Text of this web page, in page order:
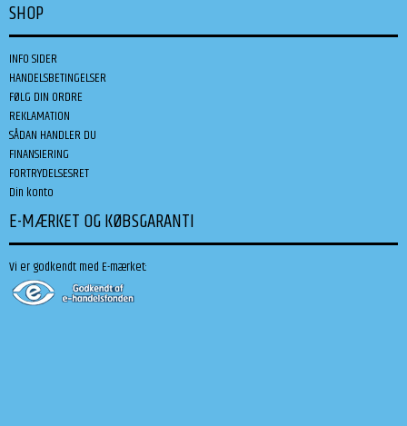
SHOP
INFO SIDER
HANDELSBETINGELSER
FØLG DIN ORDRE
REKLAMATION
SÅDAN HANDLER DU
FINANSIERING
FORTRYDELSESRET
Din konto
E-MÆRKET OG KØBSGARANTI
Vi er godkendt med E-mærket: